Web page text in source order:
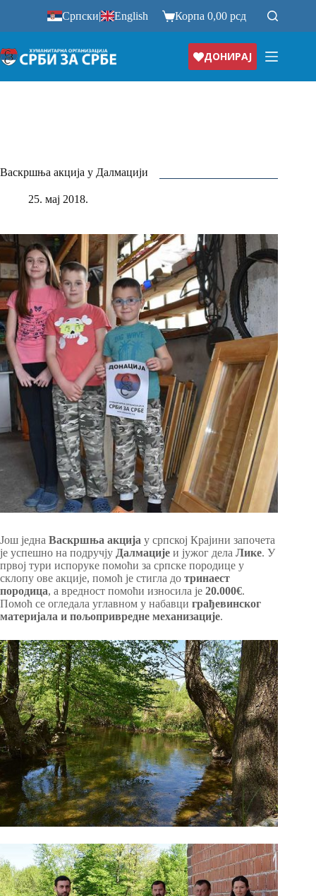
Српски| English Корпа0,00рсд
ДОНИРАЈ
Васкршња акција у Далмацији
25. мај 2018.
Још једна Васкршња акција у српској Крајини започета
је успешно на подручју Далмације и јужог дела Лике. У
првој тури испоруке помоћи за српске породице у
склопу ове акције, помоћ је стигла до тринаест
породица, а вредност помоћи износила је 20.000€.
Помоћ се огледала углавном у набавци грађевинског
материјала и пољопривредне механизације.